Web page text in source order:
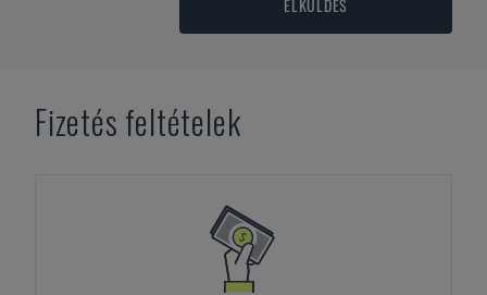
ELKÜLDÉS
Fizetés feltételek